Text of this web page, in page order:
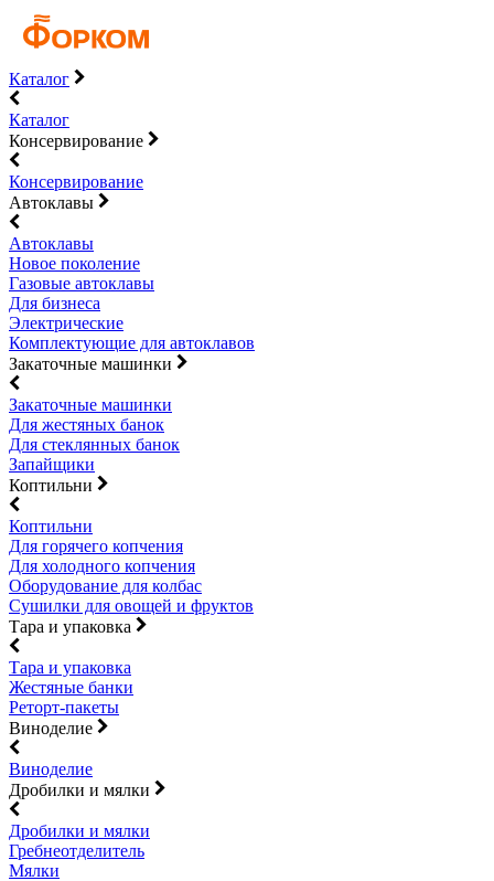
Каталог
Каталог
Консервирование
Консервирование
Автоклавы
Автоклавы
Новое поколение
Газовые автоклавы
Для бизнеса
Электрические
Комплектующие для автоклавов
Закаточные машинки
Закаточные машинки
Для жестяных банок
Для стеклянных банок
Запайщики
Коптильни
Коптильни
Для горячего копчения
Для холодного копчения
Оборудование для колбас
Сушилки для овощей и фруктов
Тара и упаковка
Тара и упаковка
Жестяные банки
Реторт-пакеты
Виноделие
Виноделие
Дробилки и мялки
Дробилки и мялки
Гребнеотделитель
Мялки